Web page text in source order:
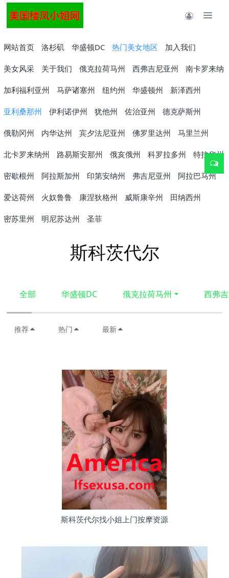
网站首页 洛杉矶 华盛顿DC 热门美女地区 加入我们
美女风采 关于我们 俄克拉荷马州 西弗吉尼亚州 南卡罗来纳
加利福利亚州 马萨诸塞州 纽约州 华盛顿州 新泽西州
亚利桑那州 伊利诺伊州 犹他州 佐治亚州 德克萨斯州
俄勒冈州 内华达州 宾夕法尼亚州 佛罗里达州 马里兰州
北卡罗来纳州 路易斯安那州 俄亥俄州 科罗拉多州 特拉华州
密歇根州 阿拉斯加州 印第安纳州 弗吉尼亚州 阿拉巴马州
爱达荷州 火奴鲁鲁 康涅狄格州 威斯康辛州 田纳西州
密苏里州 明尼苏达州 圣菲
斯科茨代尔
全部 华盛顿DC 俄克拉荷马州 西弗
推荐 热门 最新
斯科茨代尔找小姐上门按摩资源